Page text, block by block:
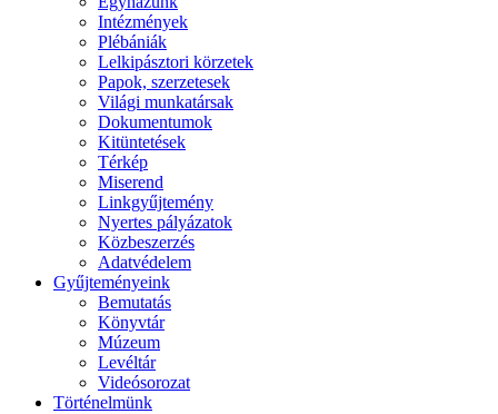
Intézmények
Plébániák
Lelkipásztori körzetek
Papok, szerzetesek
Világi munkatársak
Dokumentumok
Kitüntetések
Térkép
Miserend
Linkgyűjtemény
Nyertes pályázatok
Közbeszerzés
Adatvédelem
Gyűjteményeink
Bemutatás
Könyvtár
Múzeum
Levéltár
Videósorozat
Történelmünk